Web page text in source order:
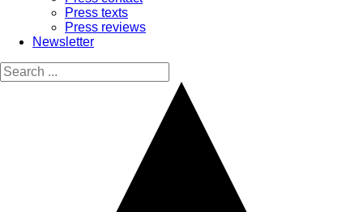
Press texts
Press reviews
Newsletter